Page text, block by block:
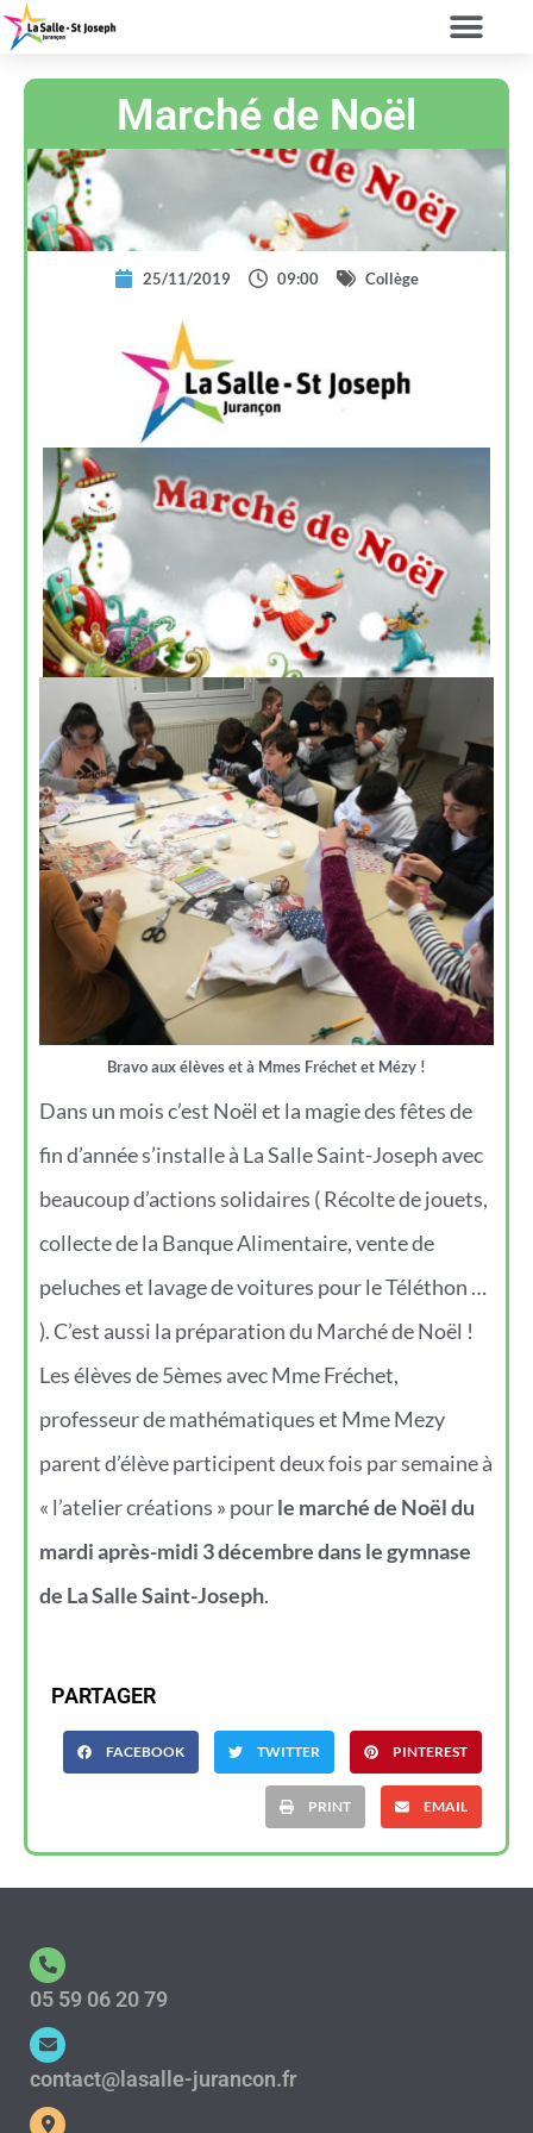
Marché de Noël
25/11/2019 09:00 Collège
Bravo aux élèves et à Mmes Fréchet et Mézy !
Dans un mois c’est Noël et la magie des fêtes de
fin d’année s’installe à La Salle Saint-Joseph avec
beaucoup d’actions solidaires ( Récolte de jouets,
collecte de la Banque Alimentaire, vente de
peluches et lavage de voitures pour le Téléthon …
). C’est aussi la préparation du Marché de Noël !
Les élèves de 5èmes avec Mme Fréchet,
professeur de mathématiques et Mme Mezy
parent d’élève participent deux fois par semaine à
« l’atelier créations » pourle marché de Noël du
mardi après-midi 3 décembre dans le gymnase
de La Salle Saint-Joseph.
PARTAGER
FACEBOOK TWITTER PINTEREST
PRINT EMAIL
05 59 06 20 79
contact@lasalle-jurancon.fr